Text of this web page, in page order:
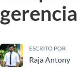
ESCRITO POR
Raja Antony